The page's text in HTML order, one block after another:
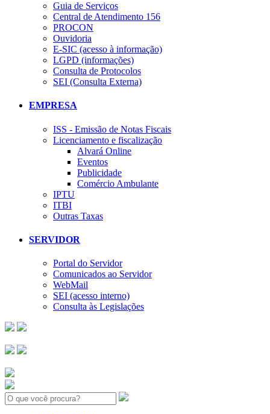
Guia de Serviços
Central de Atendimento 156
PROCON
Ouvidoria
E-SIC (acesso à informação)
LGPD (informações)
Consulta de Protocolos
SEI (Consulta Externa)
EMPRESA
ISS - Emissão de Notas Fiscais
Licenciamento e fiscalização
Alvará Online
Eventos
Publicidade
Comércio Ambulante
IPTU
ITBI
Outras Taxas
SERVIDOR
Portal do Servidor
Comunicados ao Servidor
WebMail
SEI (acesso interno)
Consulta às Legislações
Search: